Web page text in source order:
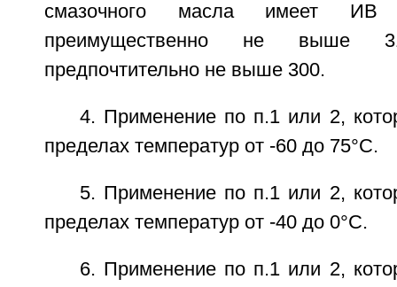
смазочного масла имеет
преимущественно не выше
предпочтительно не выше 300.
4. Применение по п.1 или 2,
пределах температур от -60 до 75°С.
5. Применение по п.1 или 2,
пределах температур от -40 до 0°С.
6. Применение по п.1 или 2,